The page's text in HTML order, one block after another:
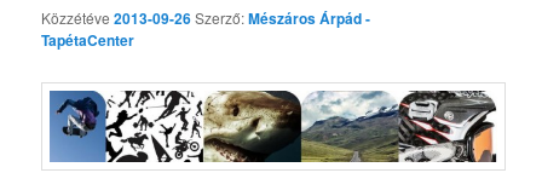
Közzétéve2013-09-26Szerző:Mészáros Árpád -
TapétaCenter